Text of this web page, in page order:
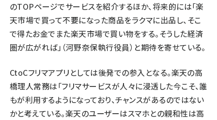
のTOPページでサービスを紹介するほか、将来的には「楽
天市場で買って不要になった商品をラクマに出品し、そこ
で得たお金でまた楽天市場で買い物をする。そうした経済
圏が広がれば」（河野奈保執行役員）と期待を寄せている。
CtoCフリマアプリとしては後発での参入となる。楽天の高
橋理人常務は「フリマサービスが人々に浸透した今こそ、誰
もが利用するようになっており、チャンスがあるのではない
かと考えている。楽天のユーザーはスマホとの親和性は高